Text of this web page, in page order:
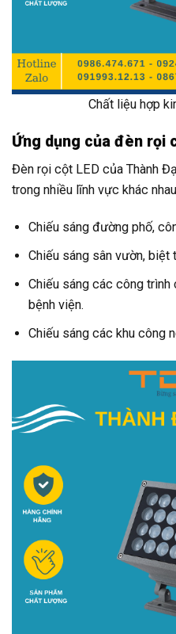
Chất liệu hợp
Ứng dụng của đèn rọi
Đèn rọi cột LED của Thành
trong nhiều lĩnh vực khác
Chiếu sáng đường phố,
Chiếu sáng sân vườn, biệt
Chiếu sáng các công
bệnh viện.
Chiếu sáng các khu công